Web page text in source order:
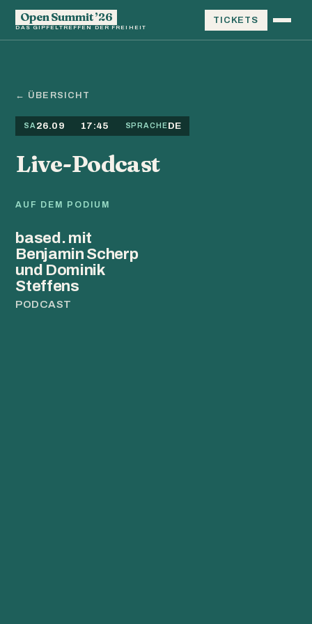
Open Summit ’26
DAS GIPFELTREFFEN DER FREIHEIT
TICKETS
← ÜBERSICHT
SA26.09 17:45 SPRACHEDE
Live-Podcast
AUF DEM PODIUM
based. mit
Benjamin Scherp
und Dominik
Steffens
PODCAST